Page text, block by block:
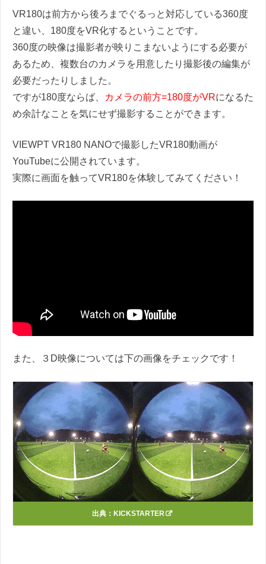
VR180は前方から後ろまでぐるっと対応している360度
と違い、180度をVR化するということです。
360度の映像は撮影者が映りこまないようにする必要が
あるため、複数台のカメラを用意したり撮影後の編集が
必要だったりしました。
ですが180度ならば、
カメラの前方=180度がVRになるた
め余計なことを気にせず撮影することができます。
VIEWPT VR180 NANOで撮影したVR180動画が
YouTubeに公開されています。
実際に画面を触ってVR180を体験してみてください！
また、３D映像については下の画像をチェックです！
出典： KICKSTARTER